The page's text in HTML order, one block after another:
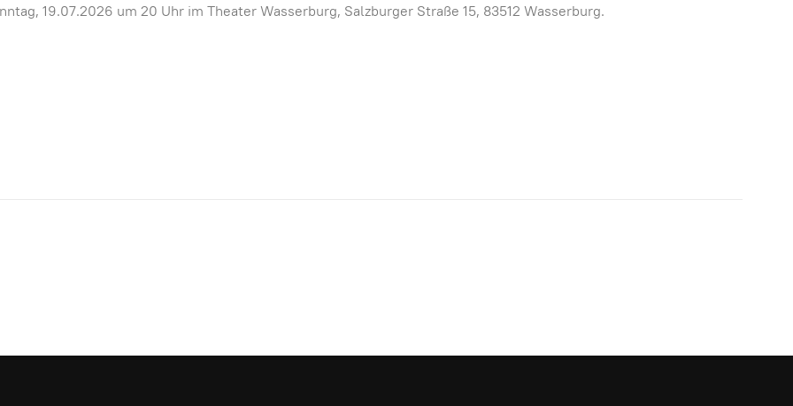
19.07.2026 um 20 Uhr im Theater Wasserburg, Salzburger Straße 15, 83512 Wasserburg.